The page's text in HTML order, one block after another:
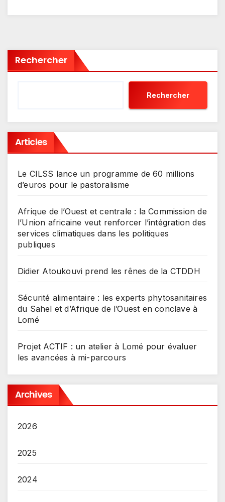
Rechercher
Rechercher
Articles
Le CILSS lance un programme de 60 millions
d’euros pour le pastoralisme
Afrique de l’Ouest et centrale : la Commission de
l’Union africaine veut renforcer l’intégration des
services climatiques dans les politiques
publiques
Didier Atoukouvi prend les rênes de la CTDDH
Sécurité alimentaire : les experts phytosanitaires
du Sahel et d’Afrique de l’Ouest en conclave à
Lomé
Projet ACTIF : un atelier à Lomé pour évaluer
les avancées à mi-parcours
Archives
2026
2025
2024